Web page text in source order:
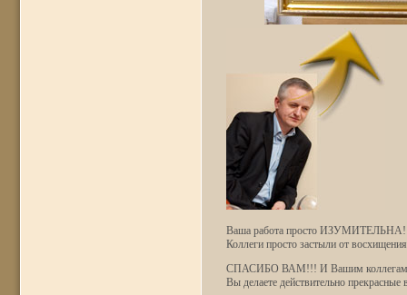
Ваша работа просто
Коллеги просто застыли от
СПАСИБО ВАМ!!! И Вашим
Вы делаете действительно